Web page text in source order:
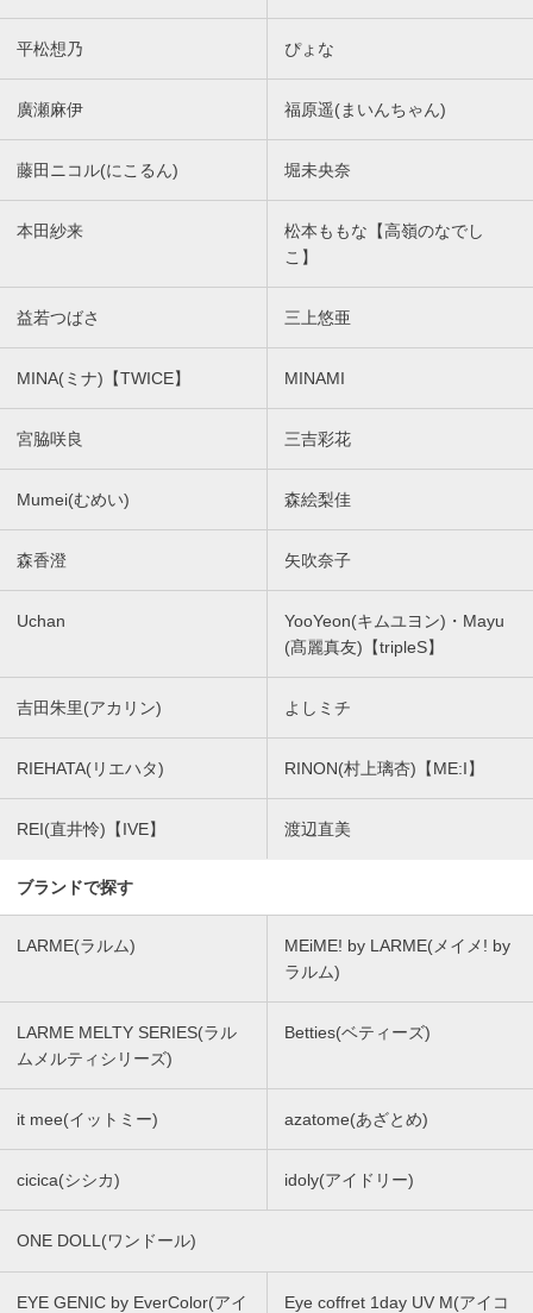
平松想乃 ぴょな
廣瀬麻伊 福原遥(まいんちゃん)
藤田ニコル(にこるん) 堀未央奈
本田紗来
松本ももな【高嶺のなでし
こ】
益若つばさ 三上悠亜
MINA(ミナ)【TWICE】 MINAMI
宮脇咲良 三吉彩花
Mumei(むめい) 森絵梨佳
森香澄 矢吹奈子
Uchan
YooYeon(キムユヨン)・Mayu
(髙麗真友)【tripleS】
吉田朱里(アカリン) よしミチ
RIEHATA(リエハタ) RINON(村上璃杏)【ME:I】
REI(直井怜)【IVE】 渡辺直美
ブランドで探す
LARME(ラルム)
MEiME! by LARME(メイメ! by
ラルム)
LARME MELTY SERIES(ラル
ムメルティシリーズ)
Betties(ベティーズ)
it mee(イットミー) azatome(あざとめ)
cicica(シシカ) idoly(アイドリー)
ONE DOLL(ワンドール)
EYE GENIC by EverColor(アイ Eye coffret 1day UV M(アイコ